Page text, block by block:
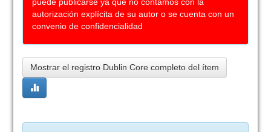
autorización explícita de su autor o se cuenta con un
convenio de confidencialidad
Mostrar el registro Dublin Core completo del ítem